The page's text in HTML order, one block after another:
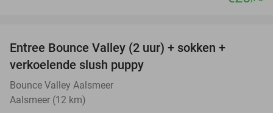
Entree Bounce Valley (2 uur) + sokken +
verkoelende slush puppy
Bounce Valley Aalsmeer
Aalsmeer (12 km)